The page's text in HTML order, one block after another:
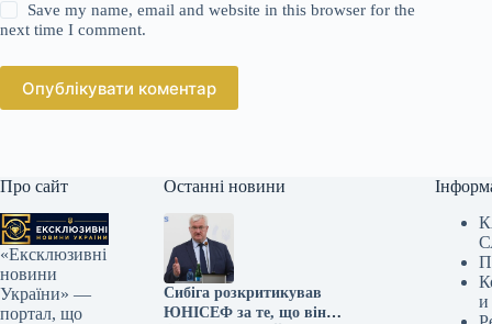
Save my name, email and website in this browser for the
next time I comment.
Опублікувати коментар
Про сайт
«Ексклюзивні
новини
України» —
портал, що
Останні новини
Сибіга розкритикував
ЮНІСЕФ за те, що він
и